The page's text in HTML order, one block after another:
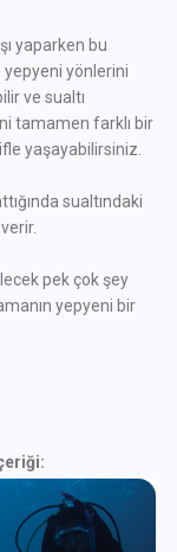
yaparken bu
yepyeni yönlerini
ve sualtı
tamamen farklı bir
yaşayabilirsiniz.
sualtındaki
pek çok şey
yepyeni bir